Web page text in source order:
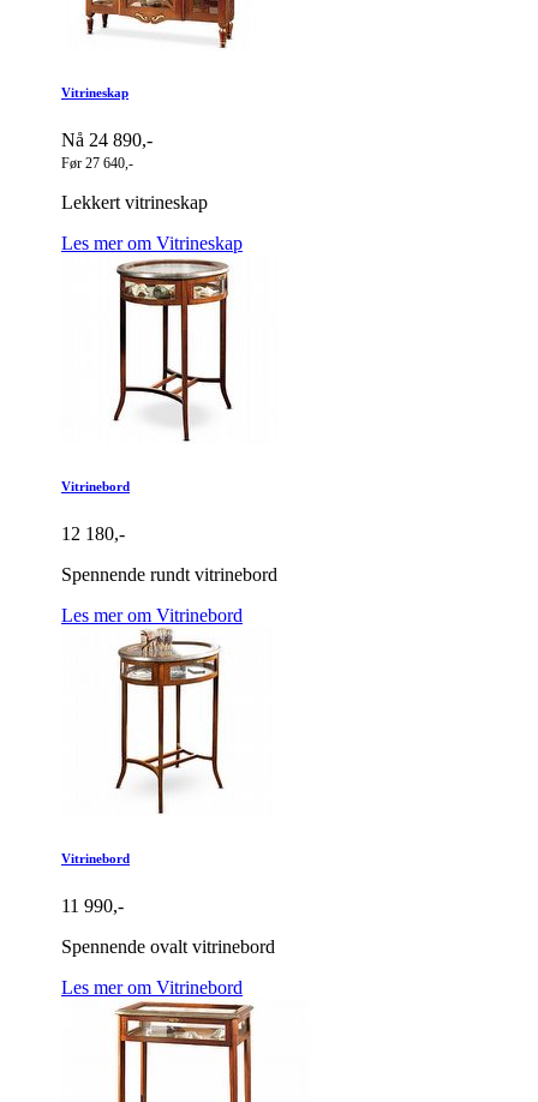
Vitrineskap
Nå 24 890,-
Før 27 640,-
Lekkert vitrineskap
Les mer om Vitrineskap
Vitrinebord
12 180,-
Spennende rundt vitrinebord
Les mer om Vitrinebord
Vitrinebord
11 990,-
Spennende ovalt vitrinebord
Les mer om Vitrinebord